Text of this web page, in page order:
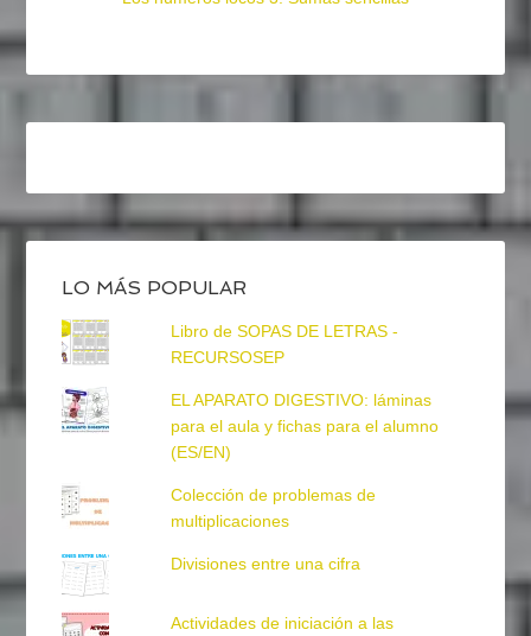
LO MÁS POPULAR
Libro de SOPAS DE LETRAS -
RECURSOSEP
EL APARATO DIGESTIVO: láminas
para el aula y fichas para el alumno
(ES/EN)
Colección de problemas de
multiplicaciones
Divisiones entre una cifra
Actividades de iniciación a las